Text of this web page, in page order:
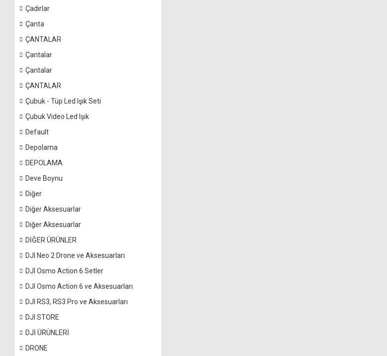
Çadırlar
Çanta
ÇANTALAR
Çantalar
Çantalar
ÇANTALAR
Çubuk - Tüp Led Işık Seti
Çubuk Video Led Işık
Default
Depolama
DEPOLAMA
Deve Boynu
Diğer
Diğer Aksesuarlar
Diğer Aksesuarlar
DİĞER ÜRÜNLER
DJI Neo 2 Drone ve Aksesuarları
DJI Osmo Action 6 Setler
DJI Osmo Action 6 ve Aksesuarları
DJI RS3, RS3 Pro ve Aksesuarları
DJI STORE
DJİ ÜRÜNLERİ
DRONE